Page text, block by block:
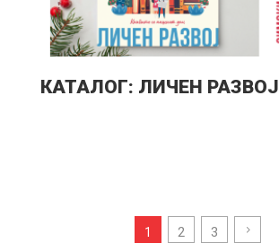
КАТАЛОГ: ЛИЧЕН РАЗВОЈ
1 2 3